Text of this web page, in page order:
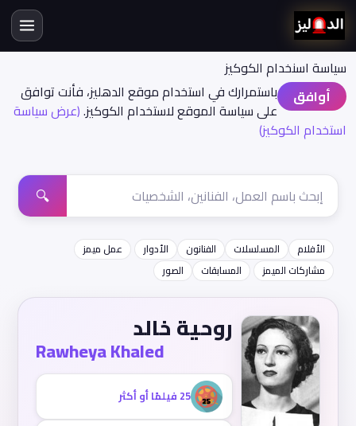
سياسة اسنخدام الكوكيز
أوافق
باستمرارك في استخدام موقع الدهليز، فأنت توافق
على سياسة الموقع لاستخدام الكوكيز.(عرض سياسة
استخدام الكوكيز)
🔍
الأفلام المسلسلات الفنانون الأدوار
عمل ميمز
مشاركات الميمز
المسابقات الصور
روحية خالد
Rawheya Khaled
25 فيلمًا أو أكثر